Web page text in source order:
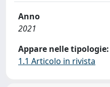
Anno
2021
Appare nelle tipologie:
1.1 Articolo in rivista